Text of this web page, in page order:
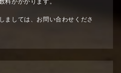
料がかかります。
ましては、お問い合わせくださ